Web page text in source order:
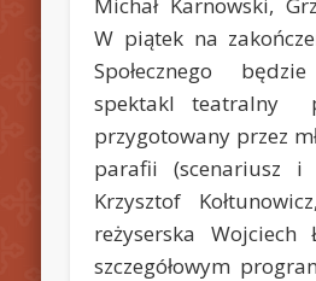
W piątek na
Społecznego
spektakl teatralny
przygotowany przez
parafii (scenariusz i
Krzysztof
reżyserska Wojciech
szczegółowym